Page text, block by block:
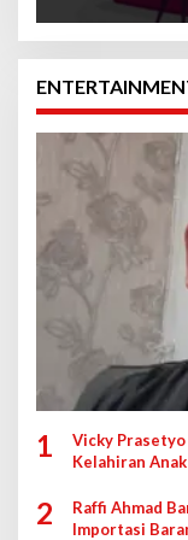
1
Vicky Prasetyo
Kelahiran
2
Raffi Ahmad
Importasi